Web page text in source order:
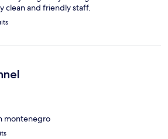
clean and friendly staff.
montenegro